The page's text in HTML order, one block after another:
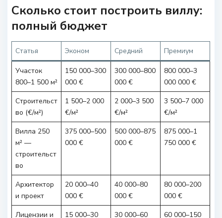
Сколько стоит построить виллу:
полный бюджет
Статья Эконом Средний Премиум
Участок
800–1 500 м²
150 000–300
000 €
300 000–800
000 €
800 000–3
000 000 €
Строительст
во (€/м²)
1 500–2 000
€/м²
2 000–3 500
€/м²
3 500–7 000
€/м²
Вилла 250
м² —
строительст
во
375 000–500
000 €
500 000–875
000 €
875 000–1
750 000 €
Архитектор
и проект
20 000–40
000 €
40 000–80
000 €
80 000–200
000 €
Лицензии и
15 000–30
30 000–60
60 000–150